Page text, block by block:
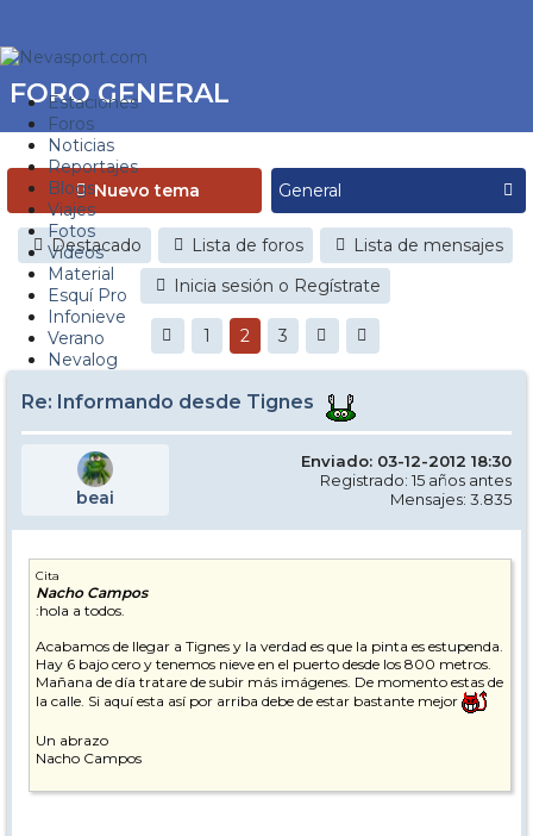
Estaciones
Foros
Noticias
Reportajes
Blogs
Viajes
Fotos
Videos
Material
Esquí Pro
Infonieve
Verano
Nevalog
FORO GENERAL
Nuevo tema
Destacado Lista de foros
Lista de mensajes
Inicia sesión o Regístrate
1 2 3
Re: Informando desde Tignes
beai
Enviado: 03-12-2012 18:30
Registrado: 15 años antes
Mensajes: 3.835
Cita
Nacho Campos
:hola a todos.
Acabamos de llegar a Tignes y la verdad es que la pinta es estupenda.
Hay 6 bajo cero y tenemos nieve en el puerto desde los 800 metros.
Mañana de día tratare de subir más imágenes. De momento estas de
la calle. Si aquí esta así por arriba debe de estar bastante mejor
Un abrazo
Nacho Campos